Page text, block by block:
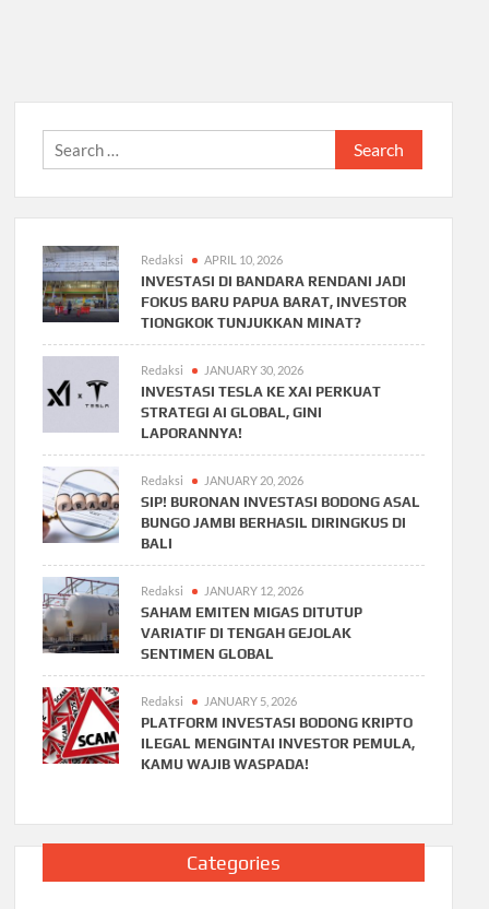
Search
for:
Redaksi APRIL 10, 2026
INVESTASI DI BANDARA RENDANI JADI
FOKUS BARU PAPUA BARAT, INVESTOR
TIONGKOK TUNJUKKAN MINAT?
Redaksi JANUARY 30, 2026
INVESTASI TESLA KE XAI PERKUAT
STRATEGI AI GLOBAL, GINI
LAPORANNYA!
Redaksi JANUARY 20, 2026
SIP! BURONAN INVESTASI BODONG ASAL
BUNGO JAMBI BERHASIL DIRINGKUS DI
BALI
Redaksi JANUARY 12, 2026
SAHAM EMITEN MIGAS DITUTUP
VARIATIF DI TENGAH GEJOLAK
SENTIMEN GLOBAL
Redaksi JANUARY 5, 2026
PLATFORM INVESTASI BODONG KRIPTO
ILEGAL MENGINTAI INVESTOR PEMULA,
KAMU WAJIB WASPADA!
Categories